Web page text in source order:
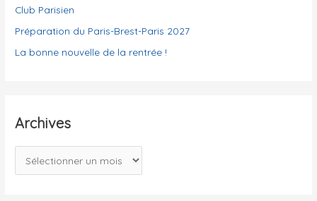
s
Club Parisien
Préparation du Paris-Brest-Paris 2027
La bonne nouvelle de la rentrée !
Archives
r